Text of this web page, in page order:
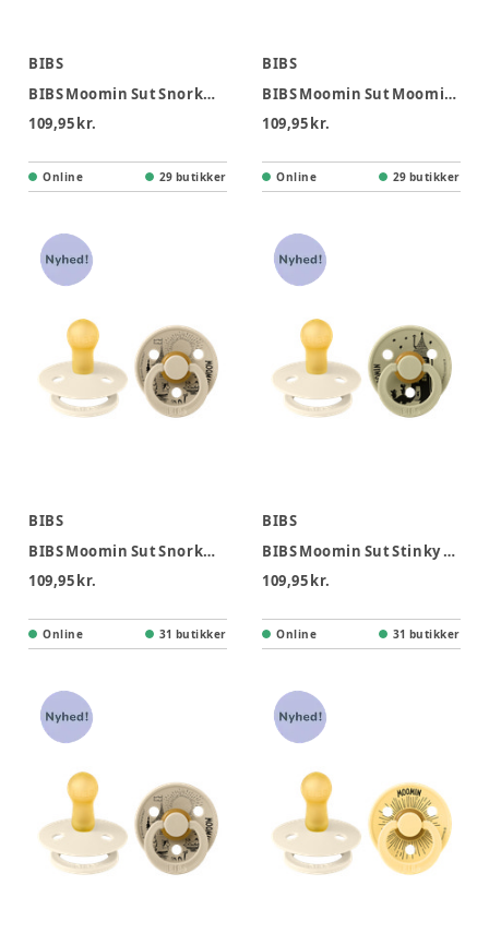
BIBS
BIBS Moomin Sut Snorkmaiden 2pk Str. 3 - Ivory Vanilla
109,95 kr.
Online 29 butikker
BIBS
BIBS Moomin Sut Moomintroll 2pk Str 3 - Ivory Pale Butter
109,95 kr.
Online 29 butikker
BIBS
BIBS Moomin Sut Snorkmaiden 2pk Str 1 - Ivory Vanilla
109,95 kr.
Online 31 butikker
BIBS
BIBS Moomin Sut Stinky 2pk Latex Str 1 - Ivory Khaki
109,95 kr.
Online 31 butikker